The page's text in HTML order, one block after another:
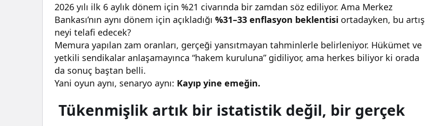
2026 yılı ilk 6 aylık dönem için %21 civarında bir zamdan söz ediliyor. Ama Merkez
Bankası’nın aynı dönem için açıkladığı%31–33 enflasyon beklentisi ortadayken, bu artış
neyi telafi edecek?
Memura yapılan zam oranları, gerçeği yansıtmayan tahminlerle belirleniyor. Hükümet ve
yetkili sendikalar anlaşamayınca “hakem kuruluna” gidiliyor, ama herkes biliyor ki orada
da sonuç baştan belli.
Yani oyun aynı, senaryo aynı: Kayıp yine emeğin.
Tükenmişlik artık bir istatistik değil, bir gerçek